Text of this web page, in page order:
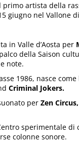
primo artista della
giugno nel Vallone
in Valle d’Aosta per
della Saison
note.
1986, nasce
Criminal Jokers.
perZen
sperimentale di
colonne sonore.